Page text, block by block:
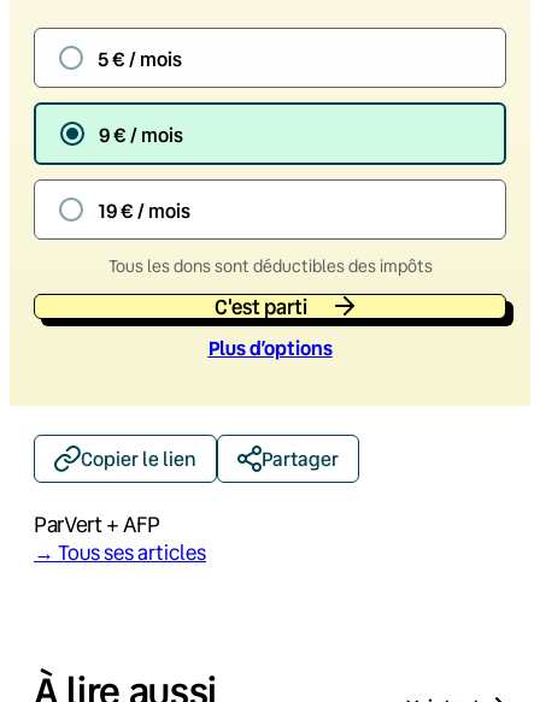
5 € / mois
9 € / mois
19 € / mois
Tous les dons sont déductibles des impôts
C'est parti
Plus d’options
Copier le lien Partager
ParVert + AFP
→ Tous ses articles
À lire aussi